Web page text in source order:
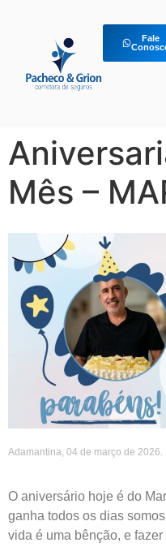
Fale
Mês –
Adamantina, 04 de março de 2026.
O aniversário hoje é do
ganha todos os dias
vida é uma bênção, e